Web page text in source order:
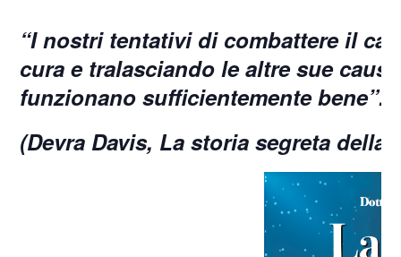
“I nostri tentativi di combattere il
cura e tralasciando le altre sue
funzionano sufficientemente bene”.
(Devra Davis, La storia segreta della